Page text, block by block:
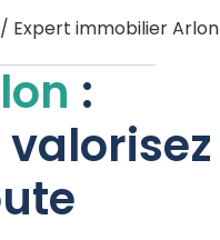
:
/ Expert immobilier Arlon